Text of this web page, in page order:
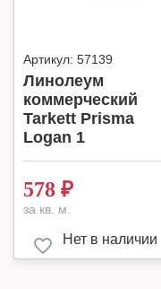
Артикул: 57139
Линолеум
коммерческий
Tarkett Prisma
Logan 1
578 ₽
за кв. м.
Нет в наличии